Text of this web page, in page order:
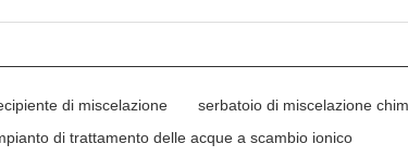
di miscelazione
serbatoio di miscelazione
di trattamento delle acque a scambio ionico